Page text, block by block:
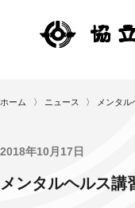
ホーム 〉 ニュース 〉 メンタ
2018年10月17日
メンタルヘルス講